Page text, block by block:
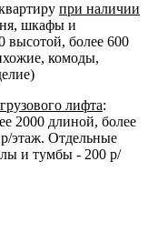
при наличии
шкафы и
высотой, более 600
комоды,
лифта:
2000 длиной, более
этаж. Отдельные
и тумбы - 200 р/